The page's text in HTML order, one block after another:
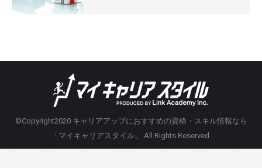
©Copyright2020 キャリアアップにおすすめの資格・スキル情報なら
「マイキャリアスタイル」 .All Rights Reserved.